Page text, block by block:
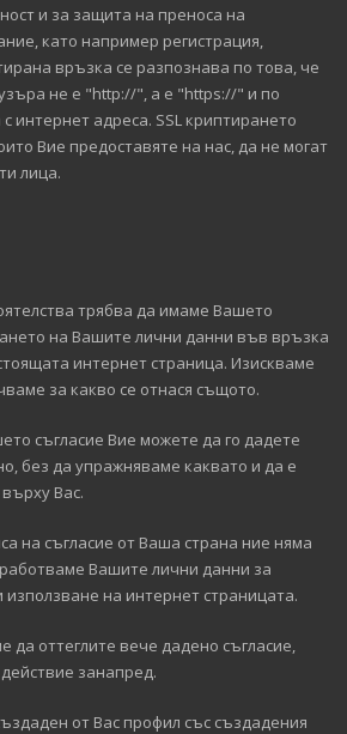
и за защита на преноса на
като например регистрация,
връзка се разпознава по това, че
не е "http://", а е "https://" и по
интернет адреса. SSL криптирането
Вие предоставяте на нас, да не могат
лица.
трябва да имаме Вашето
на Вашите лични данни във връзка
интернет страница. Изискваме
за какво се отнася същото.
съгласие Вие можете да го дадете
без да упражняваме каквато и да е
Вас.
на съгласие от Ваша страна ние няма
Вашите лични данни за
на интернет страницата.
да оттеглите вече дадено съгласие,
занапред.
от Вас профил със създадения